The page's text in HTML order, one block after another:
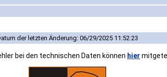
der letzten Änderung: 06/29/2025 11:52:23
bei den technischen Daten können hier